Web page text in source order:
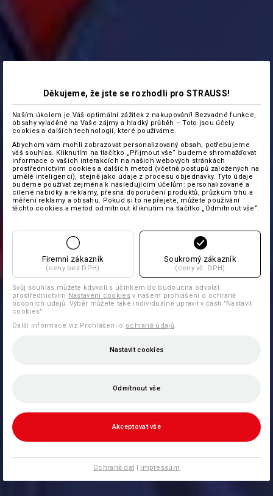
Děkujeme, že jste se rozhodli pro STRAUSS!
Naším úkolem je Váš optimální zážitek z nakupování! Bezvadné funkce,
obsahy vyladěné na Vaše zájmy a hladký průběh – Toto jsou účely
cookies a dalších technologií, které používáme.
Abychom vám mohli zobrazovat personalizovaný obsah, potřebujeme
váš souhlas. Kliknutím na tlačítko „Přijmout vše“ budeme shromažďovat
informace o vašich interakcích na našich webových stránkách
prostřednictvím cookies a dalších metod (včetně postupů založených na
umělé inteligenci), stejně jako údaje z procesu objednávky. Tyto údaje
budeme používat zejména k následujícím účelům: personalizované a
cílené nabídky a reklamy, přesná doporučení produktů, průzkum trhu a
měření reklamy a obsahu. Pokud si to nepřejete, můžete používání
těchto cookies a metod odmítnout kliknutím na tlačítko „Odmítnout vše“.
Firemní zákazník
(ceny bez DPH)
Soukromý zákazník
(ceny vč. DPH)
Svůj souhlas můžete kdykoli s účinkem do budoucna odvolat
prostřednictvím Nastavení cookiesv našem prohlášení o ochraně
osobních údajů. Výběr můžete také individuálně upravit v části "Nastavit
cookies".
Další informace viz Prohlášení o ochraně údajů.
Nastavit cookies
Odmítnout vše
Akceptovat vše
Ochraně dat | Impressum